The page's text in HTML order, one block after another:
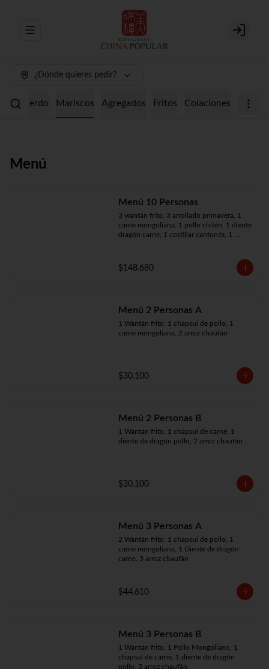
Abrir menu de navegación Login
¿Dónde quieres pedir?
Cerdo Mariscos Agregados Fritos Colaciones
Menú
Menú 10 Personas
3 wantán frito, 3 arrollado primavera, 1
carne mongoliana, 1 pollo chitén, 1 diente
dragón carne, 1 costillar cantonés, 1
10 arroz chaufán
$148.680
Menú 2 Personas A
1 Wantán frito, 1 chapsui de pollo, 1
carne mongoliana, 2 arroz chaufán
$30.100
Menú 2 Personas B
1 Wantán frito, 1 chapsui de carne, 1
diente de dragón pollo, 2 arroz chaufán
$30.100
Menú 3 Personas A
2 Wantán frito, 1 chapsui de pollo, 1
carne mongoliana, 1 Diente de dragón
carne, 3 arroz chaufán
$44.610
Menú 3 Personas B
1 Wantán frito, 1 Pollo Mongoliano, 1
chapsui de carne, 1 diente de dragón
pollo, 3 arroz chaufán